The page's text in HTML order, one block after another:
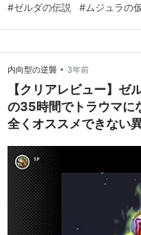
にない。2021年末、非自明な
#ゼルダの伝説 #ムジュラの
内向型の逆襲 • 3年前
【クリアレビュー】ゼルダの
の35時間でトラウマに
全くオススメできない